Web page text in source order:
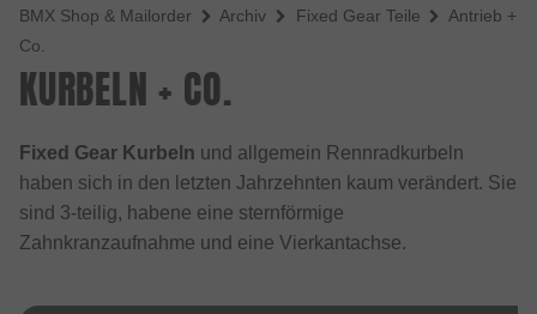
BMX Shop & Mailorder Archiv Fixed Gear Teile
Antrieb +
Co.
KURBELN + CO.
Fixed Gear Kurbeln und allgemein Rennradkurbeln
haben sich in den letzten Jahrzehnten kaum verändert. Sie
sind 3-teilig, habene eine sternförmige
Zahnkranzaufnahme und eine Vierkantachse.